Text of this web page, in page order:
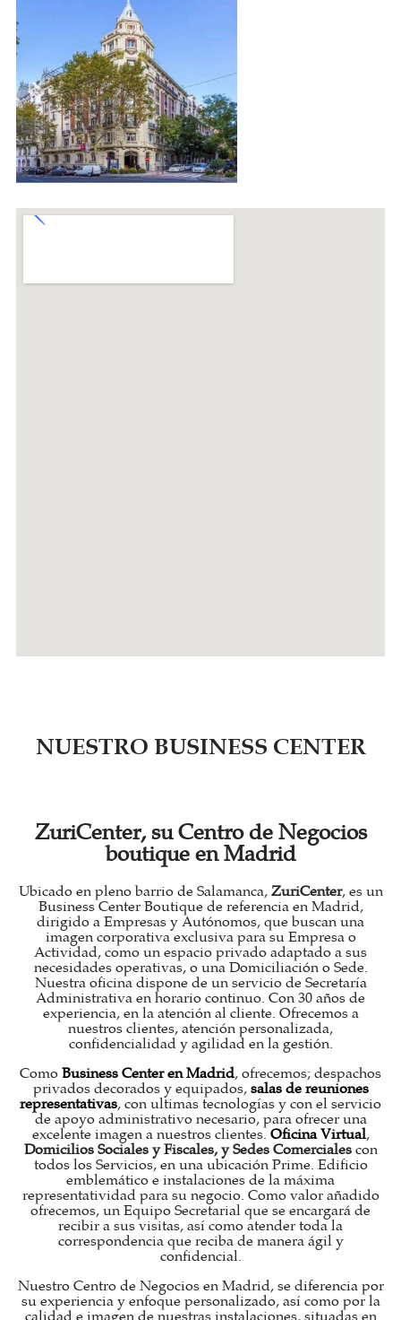
NUESTRO BUSINESS CENTER
ZuriCenter, su Centro de Negocios
boutique en Madrid
Ubicado en pleno barrio de Salamanca, ZuriCenter, es un
Business Center Boutique de referencia en Madrid,
dirigido a Empresas y Autónomos, que buscan una
imagen corporativa exclusiva para su Empresa o
Actividad, como un espacio privado adaptado a sus
necesidades operativas, o una Domiciliación o Sede.
Nuestra oficina dispone de un servicio de Secretaría
Administrativa en horario continuo. Con 30 años de
experiencia, en la atención al cliente. Ofrecemos a
nuestros clientes, atención personalizada,
confidencialidad y agilidad en la gestión.
Como Business Center en Madrid, ofrecemos; despachos
privados decorados y equipados, salas de reuniones
representativas, con ultimas tecnologías y con el servicio
de apoyo administrativo necesario, para ofrecer una
excelente imagen a nuestros clientes. Oficina Virtual,
Domicilios Sociales y Fiscales, y Sedes Comercialescon
todos los Servicios, en una ubicación Prime. Edificio
emblemático e instalaciones de la máxima
representatividad para su negocio. Como valor añadido
ofrecemos, un Equipo Secretarial que se encargará de
recibir a sus visitas, así como atender toda la
correspondencia que reciba de manera ágil y
confidencial.
Nuestro Centro de Negocios en Madrid, se diferencia por
su experiencia y enfoque personalizado, así como por la